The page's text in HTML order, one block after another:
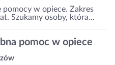
w opiece. Zakres
Szukamy osoby, która...
pomoc w opiece